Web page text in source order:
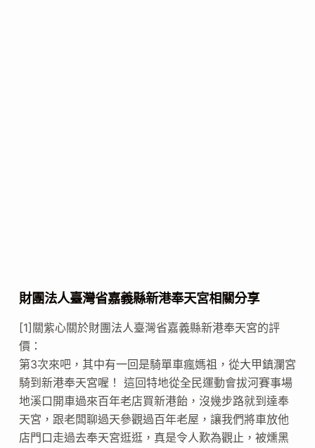
財團法人臺灣省嘉義縣新港奉天宮相關分享
[1]關紫心關於財團法人臺灣省嘉義縣新港奉天宮的評
價：
第3次來吧，其中有一回是騎單車瘋媽祖，從大甲鎮瀾宮
騎到新港奉天宮喔！ 這回特地從全民運動會拔河賽事場
地溪口開車過來百年老店買新港飴，沒幾步路就到達奉
天宮，跟老闆聊過天參觀過百年老屋，讓我們將車放他
店門口走過去奉天宮逛逛，真是令人歎為觀止，被燻黑